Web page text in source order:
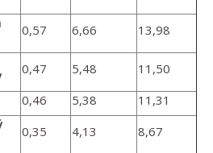
0,57 6,66
13,98
0,47 5,48
11,50
0,46 5,38
11,31
0,35 4,13
8,67